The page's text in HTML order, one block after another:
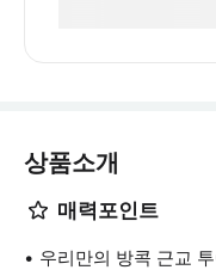
상품소개
매력포인트
우리만의 방콕 근교